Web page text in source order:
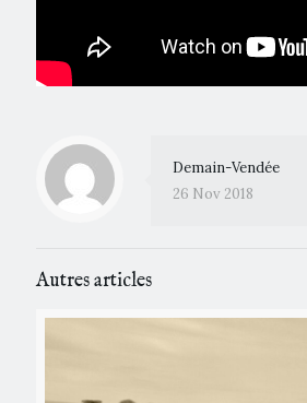
Demain-Vendée
26 Nov 2018
Autres articles